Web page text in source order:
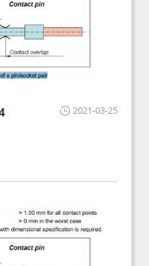
2021-03-25